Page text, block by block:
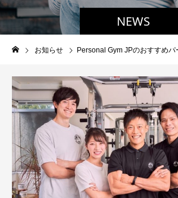
NEWS
お知らせ Personal Gym JPのおすすめパーソナル